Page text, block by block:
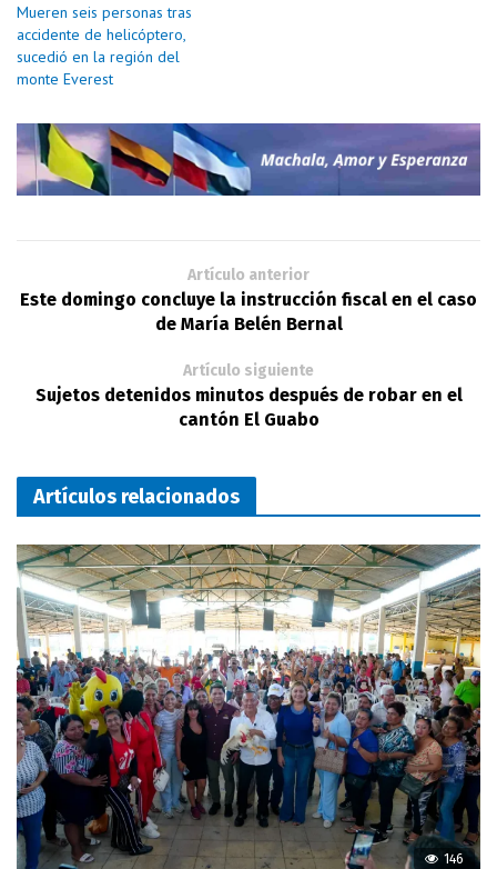
Mueren seis personas tras
accidente de helicóptero,
sucedió en la región del
monte Everest
Artículo anterior
Este domingo concluye la instrucción fiscal en el caso
de María Belén Bernal
Artículo siguiente
Sujetos detenidos minutos después de robar en el
cantón El Guabo
Artículos relacionados
146